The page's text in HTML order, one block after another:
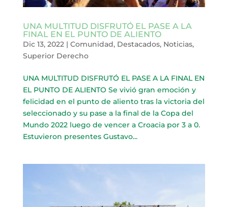
UNA MULTITUD DISFRUTÓ EL PASE A LA
FINAL EN EL PUNTO DE ALIENTO
Dic 13, 2022| Comunidad, Destacados, Noticias,
Superior Derecho
UNA MULTITUD DISFRUTÓ EL PASE A LA FINAL EN
EL PUNTO DE ALIENTO Se vivió gran emoción y
felicidad en el punto de aliento tras la victoria del
seleccionado y su pase a la final de la Copa del
Mundo 2022 luego de vencer a Croacia por 3 a 0.
Estuvieron presentes Gustavo...